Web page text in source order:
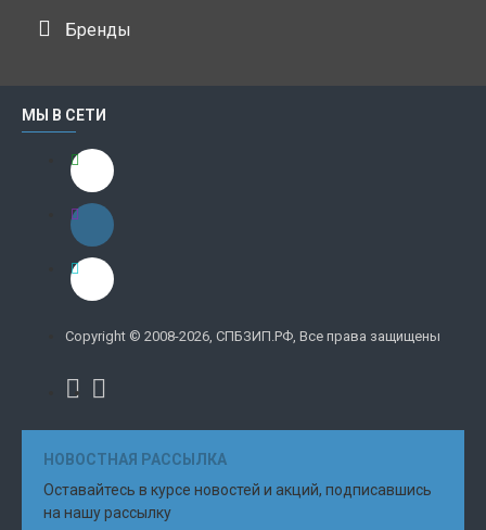
Бренды
МЫ В СЕТИ
Copyright © 2008-2026, СПБЗИП.РФ, Все права защищены
НОВОСТНАЯ РАССЫЛКА
Оставайтесь в курсе новостей и акций, подписавшись
на нашу рассылку